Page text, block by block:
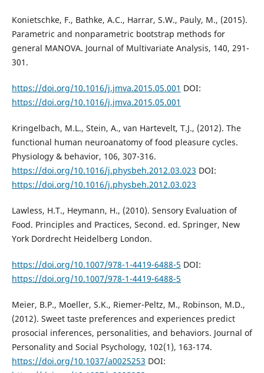
Konietschke, F., Bathke, A.C., Harrar, S.W., Pauly, M., (2015).
Parametric and nonparametric bootstrap methods for
general MANOVA. Journal of Multivariate Analysis, 140, 291-
301.
https://doi.org/10.1016/j.jmva.2015.05.001 DOI:
https://doi.org/10.1016/j.jmva.2015.05.001
Kringelbach, M.L., Stein, A., van Hartevelt, T.J., (2012). The
functional human neuroanatomy of food pleasure cycles.
Physiology & behavior, 106, 307-316.
https://doi.org/10.1016/j.physbeh.2012.03.023 DOI:
https://doi.org/10.1016/j.physbeh.2012.03.023
Lawless, H.T., Heymann, H., (2010). Sensory Evaluation of
Food. Principles and Practices, Second. ed. Springer, New
York Dordrecht Heidelberg London.
https://doi.org/10.1007/978-1-4419-6488-5 DOI:
https://doi.org/10.1007/978-1-4419-6488-5
Meier, B.P., Moeller, S.K., Riemer-Peltz, M., Robinson, M.D.,
(2012). Sweet taste preferences and experiences predict
prosocial inferences, personalities, and behaviors. Journal of
Personality and Social Psychology, 102(1), 163-174.
https://doi.org/10.1037/a0025253 DOI: